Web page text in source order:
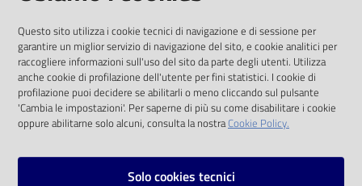
solo alle condizioni previste dalla direttiva
comunitaria 2003/98/CE e dal d.lgs. 36/2006
SOCIAL
Instagram
Questo sito utilizza i cookie tecnici di navigazione e di sessione per
garantire un miglior servizio di navigazione del sito, e cookie analitici per
raccogliere informazioni sull'uso del sito da parte degli utenti. Utilizza
anche cookie di profilazione dell'utente per fini statistici. I cookie di
profilazione puoi decidere se abilitarli o meno cliccando sul pulsante
'Cambia le impostazioni'. Per saperne di più su come disabilitare i cookie
oppure abilitarne solo alcuni, consulta la nostraCookie Policy.
Solo cookies tecnici